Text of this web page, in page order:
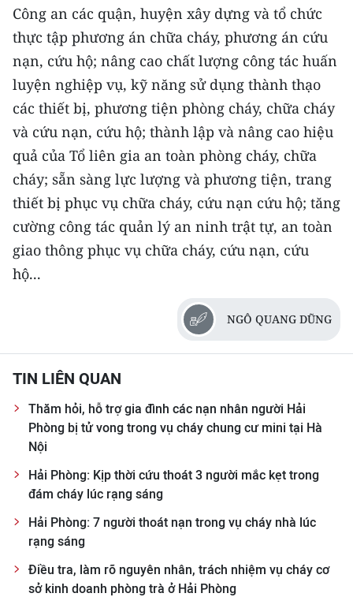
Công an các quận, huyện xây dựng và tổ chức
thực tập phương án chữa cháy, phương án cứu
nạn, cứu hộ; nâng cao chất lượng công tác huấn
luyện nghiệp vụ, kỹ năng sử dụng thành thạo
các thiết bị, phương tiện phòng cháy, chữa cháy
và cứu nạn, cứu hộ; thành lập và nâng cao hiệu
quả của Tổ liên gia an toàn phòng cháy, chữa
cháy; sẵn sàng lực lượng và phương tiện, trang
thiết bị phục vụ chữa cháy, cứu nạn cứu hộ; tăng
cường công tác quản lý an ninh trật tự, an toàn
giao thông phục vụ chữa cháy, cứu nạn, cứu
hộ...
NGÔ QUANG DŨNG
TIN LIÊN QUAN
Thăm hỏi, hỗ trợ gia đình các nạn nhân người Hải
Phòng bị tử vong trong vụ cháy chung cư mini tại Hà
Nội
Hải Phòng: Kịp thời cứu thoát 3 người mắc kẹt trong
đám cháy lúc rạng sáng
Hải Phòng: 7 người thoát nạn trong vụ cháy nhà lúc
rạng sáng
Điều tra, làm rõ nguyên nhân, trách nhiệm vụ cháy cơ
sở kinh doanh phòng trà ở Hải Phòng